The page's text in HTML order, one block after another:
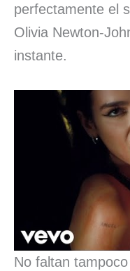
perfectamente el
Olivia Newton-
instante.
No faltan